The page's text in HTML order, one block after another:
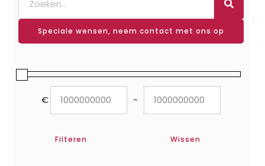
Speciale wensen, neem contact met ons op
€ Minimum Price
-Maximum Price
Filteren Wissen